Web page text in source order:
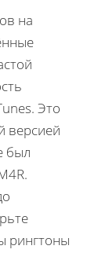
на
Это
версией
был
рингтоны